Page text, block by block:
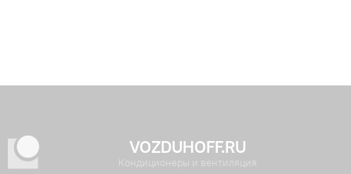
VOZDUHOFF.RU
Кондиционеры и вентиляция